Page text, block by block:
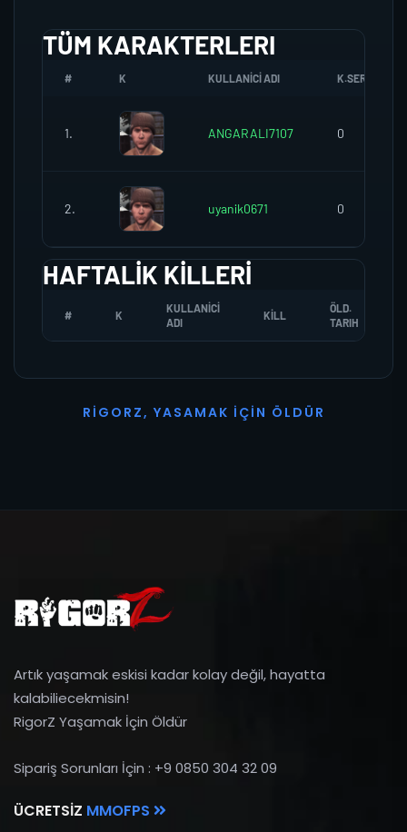
TÜM KARAKTERLERI
# K KULLANICI ADI K.SEREFI
1. ANGARALI7107 0
2. uyanik0671 0
HAFTALIK KILLERI
# K
KULLANICI
ADI
KILL
ÖLD.
TARIH
R I G O R Z, YASAMAK İ ÇI N Ö L D Ü R
Artık yaşamak eskisi kadar kolay değil, hayatta
kalabiliecekmisin!
RigorZ Yaşamak İçin Öldür
Sipariş Sorunları İçin : +9 0850 304 32 09
ÜCRETSIZ MMOFPS